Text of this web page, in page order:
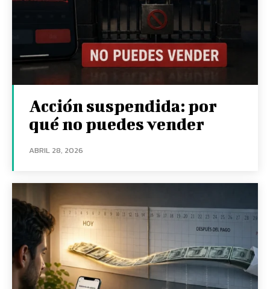
Acción suspendida: por
qué no puedes vender
ABRIL 28, 2026